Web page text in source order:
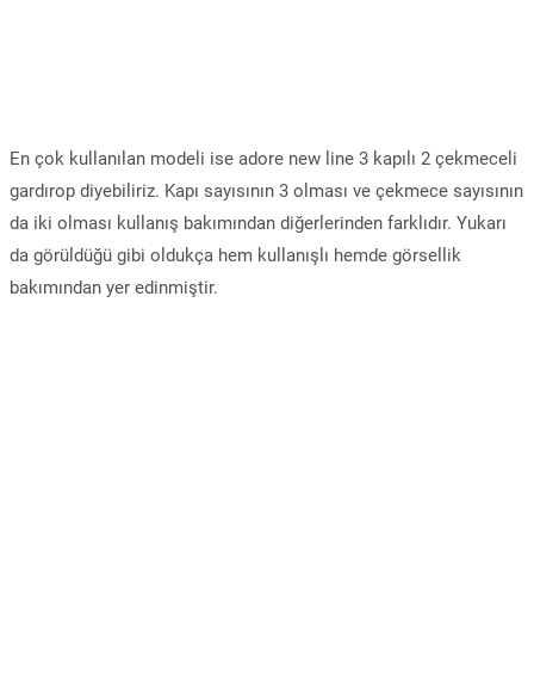
En çok kullanılan modeli ise adore new line 3 kapılı 2 çekmeceli
gardırop diyebiliriz. Kapı sayısının 3 olması ve çekmece sayısının
da iki olması kullanış bakımından diğerlerinden farklıdır. Yukarı
da görüldüğü gibi oldukça hem kullanışlı hemde görsellik
bakımından yer edinmiştir.